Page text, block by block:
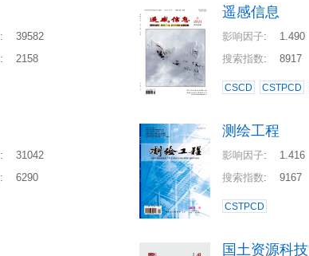
:
39582
: 2158
遥感信息
影响因子: 1.490
搜索指数: 8917
CSCD CSTPCD
:
31042
: 6290
测绘工程
影响因子: 1.416
搜索指数: 9167
CSTPCD
国土资源科